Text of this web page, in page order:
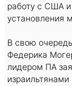
работу с США
установления
В свою
Федерика
лидером ПА